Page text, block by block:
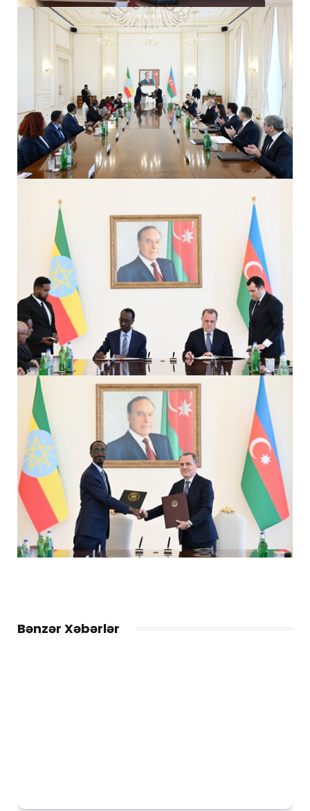
Bənzər Xəbərlər